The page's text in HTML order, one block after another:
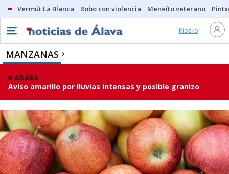
Vermút La Blanca Robo con violencia Meneíto veterano
Kiosko
MANZANAS
ARABA
Aviso amarillo por lluvias intensas y posible granizo